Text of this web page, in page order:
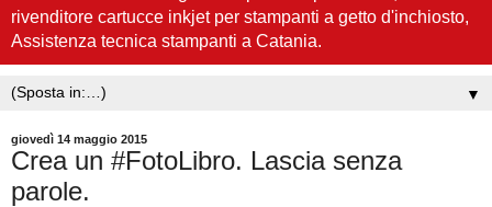
rivenditore cartucce inkjet per stampanti a getto d'inchiosto,
Assistenza tecnica stampanti a Catania.
▼
giovedì 14 maggio 2015
Crea un ‪#‎FotoLibro‬. Lascia senza
parole.